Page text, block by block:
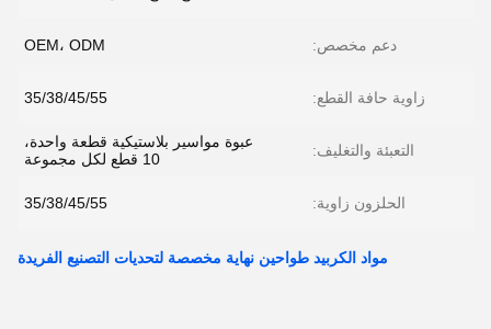
دعم مخصص: OEM، ODM
زاوية حافة القطع: 35/38/45/55
التعبئة والتغليف:
عبوة مواسير بلاستيكية قطعة واحدة،
10 قطع لكل مجموعة
الحلزون زاوية: 35/38/45/55
مواد الكربيد طواحين نهاية مخصصة لتحديات التصنيع الفريدة